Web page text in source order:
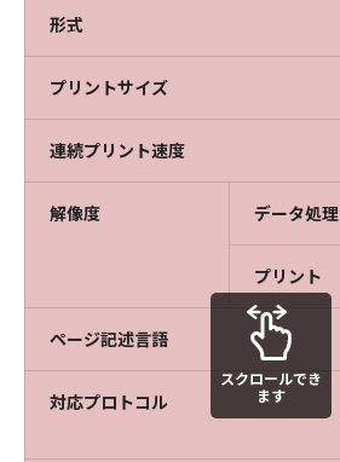
形式
プリントサイズ
連続プリント速度
解像度 データ処理
プリント
ページ記述言語
対応プロトコル
スクロールでき
ます